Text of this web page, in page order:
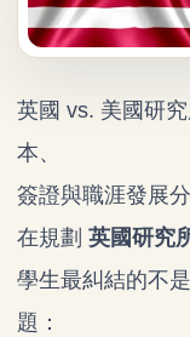
英國 vs. 美國研
本、
簽證與職涯發展
在規劃 英國研究
學生最糾結的不
題：